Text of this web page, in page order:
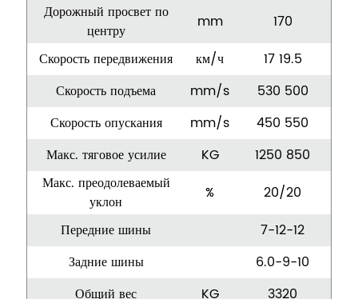
Дорожный просвет по
центру
mm
170
Скорость передвижения
км/ч
17 19.5
Скорость подъема
mm/s
530 500
Скорость опускания
mm/s
450 550
Макс. тяговое усилие
KG
1250 850
Макс. преодолеваемый
уклон
%
20/20
Передние шины
7-12-12
Задние шины
6.0-9-10
Общий вес
KG 3320